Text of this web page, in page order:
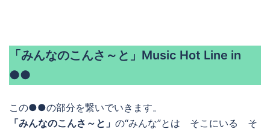
「みんなのこんさ～と」Music Hot Line in
●●
この●●の部分を繋いでいきます。
「みんなのこんさ～と」 の“みんな”とは そこにいる そ